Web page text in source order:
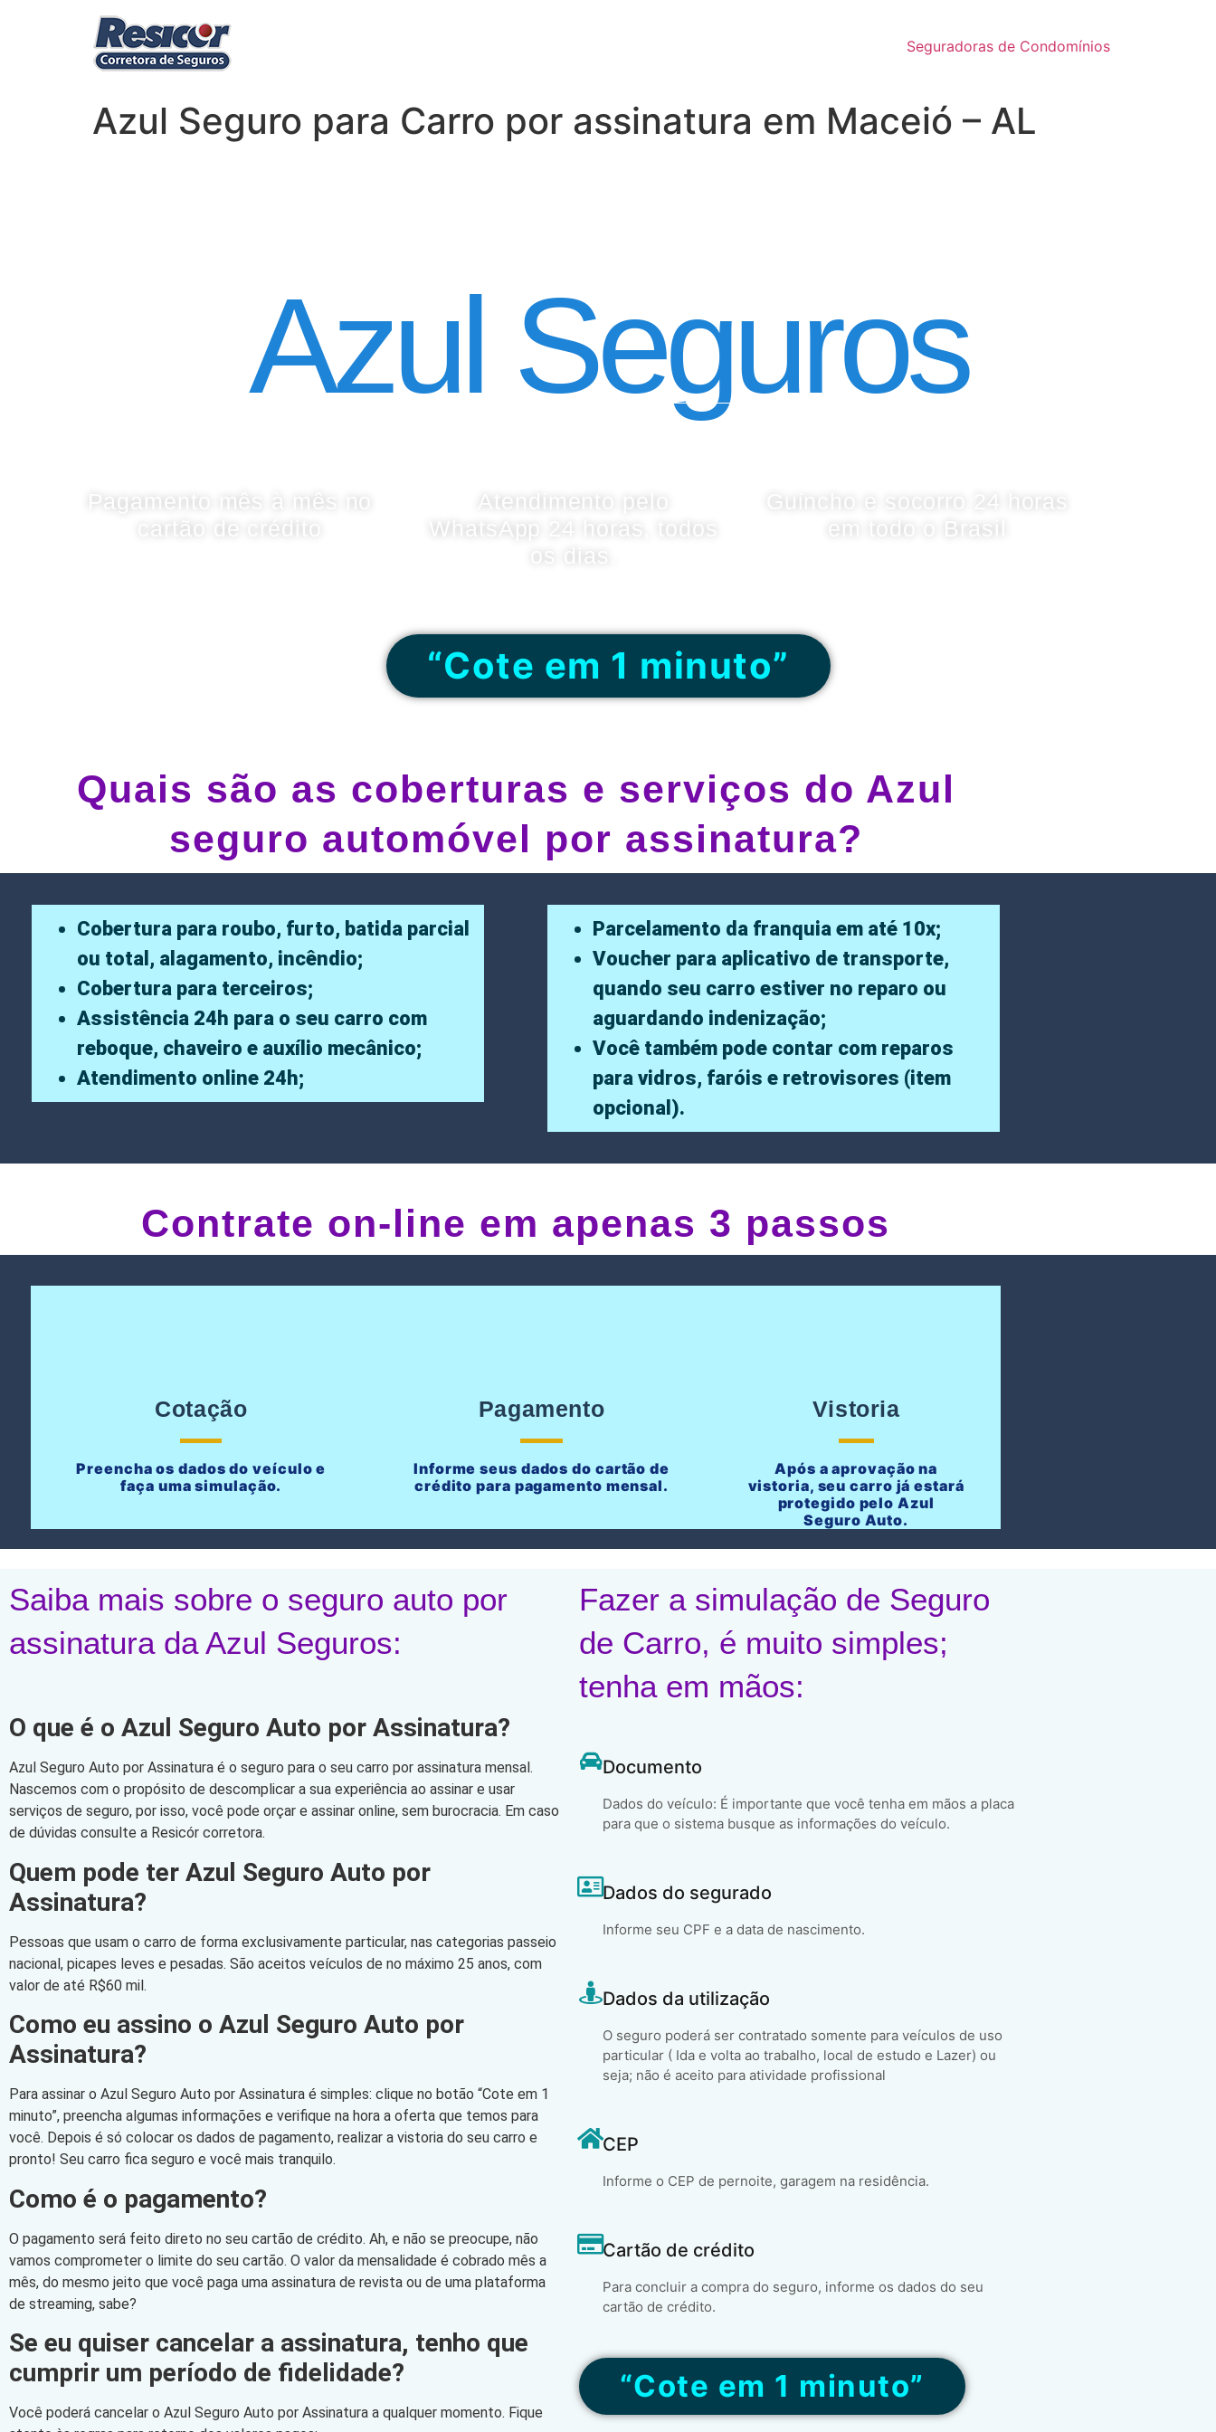
Seguradoras de Condomínios
Azul Seguro para Carro por assinatura em Maceió – AL
Azul Seguros
Pagamento mês à mês no
cartão de crédito
Atendimento pelo
WhatsApp 24 horas, todos
os dias.
Guincho e socorro 24 horas
em todo o Brasil
“Cote em 1 minuto”
Quais são as coberturas e serviços do Azul
seguro automóvel por assinatura?
Cobertura para roubo, furto, batida parcial
ou total, alagamento, incêndio;
Cobertura para terceiros;
Assistência 24h para o seu carro com
reboque, chaveiro e auxílio mecânico;
Atendimento online 24h;
Parcelamento da franquia em até 10x;
Voucher para aplicativo de transporte,
quando seu carro estiver no reparo ou
aguardando indenização;
Você também pode contar com reparos
para vidros, faróis e retrovisores (item
opcional).
Contrate on-line em apenas 3 passos
Cotação
Preencha os dados do veículo e
faça uma simulação.
Pagamento
Informe seus dados do cartão de
crédito para pagamento mensal.
Vistoria
Após a aprovação na
vistoria, seu carro já estará
protegido pelo Azul
Seguro Auto.
Saiba mais sobre o seguro auto por
assinatura da Azul Seguros:
O que é o Azul Seguro Auto por Assinatura?
Azul Seguro Auto por Assinatura é o seguro para o seu carro por assinatura mensal.
Nascemos com o propósito de descomplicar a sua experiência ao assinar e usar
serviços de seguro, por isso, você pode orçar e assinar online, sem burocracia. Em caso
de dúvidas consulte a Resicór corretora.
Quem pode ter Azul Seguro Auto por
Assinatura?
Pessoas que usam o carro de forma exclusivamente particular, nas categorias passeio
nacional, picapes leves e pesadas. São aceitos veículos de no máximo 25 anos, com
valor de até R$60 mil.
Como eu assino o Azul Seguro Auto por
Assinatura?
Para assinar o Azul Seguro Auto por Assinatura é simples: clique no botão “Cote em 1
minuto”, preencha algumas informações e verifique na hora a oferta que temos para
você. Depois é só colocar os dados de pagamento, realizar a vistoria do seu carro e
pronto! Seu carro fica seguro e você mais tranquilo.
Como é o pagamento?
O pagamento será feito direto no seu cartão de crédito. Ah, e não se preocupe, não
vamos comprometer o limite do seu cartão. O valor da mensalidade é cobrado mês a
mês, do mesmo jeito que você paga uma assinatura de revista ou de uma plataforma
de streaming, sabe?
Se eu quiser cancelar a assinatura, tenho que
cumprir um período de fidelidade?
Você poderá cancelar o Azul Seguro Auto por Assinatura a qualquer momento. Fique
Fazer a simulação de Seguro
de Carro, é muito simples;
tenha em mãos:
Documento
Dados do veículo: É importante que você tenha em mãos a placa
para que o sistema busque as informações do veículo.
Dados do segurado
Informe seu CPF e a data de nascimento.
Dados da utilização
O seguro poderá ser contratado somente para veículos de uso
particular ( Ida e volta ao trabalho, local de estudo e Lazer) ou
seja; não é aceito para atividade profissional
CEP
Informe o CEP de pernoite, garagem na residência.
Cartão de crédito
Para concluir a compra do seguro, informe os dados do seu
cartão de crédito.
“Cote em 1 minuto”